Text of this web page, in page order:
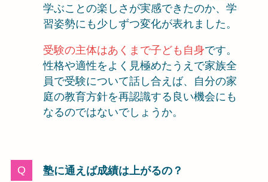
学ぶことの楽しさが実感できたのか、学
習姿勢にも少しずつ変化が表れました。
受験の主体はあくまで子ども自身です。
性格や適性をよく見極めたうえで家族全
員で受験について話し合えば、自分の家
庭の教育方針を再認識する良い機会にも
なるのではないでしょうか。
塾に通えば成績は上がるの？